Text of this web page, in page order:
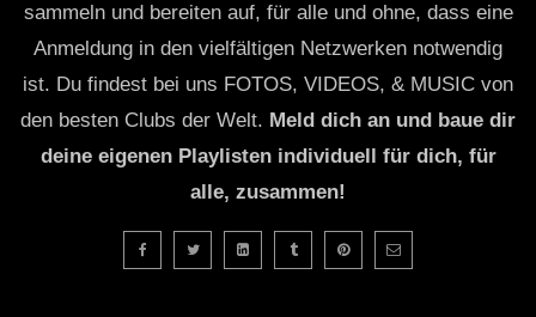
sammeln und bereiten auf, für alle und ohne, dass eine
Anmeldung in den vielfältigen Netzwerken notwendig
ist. Du findest bei uns FOTOS, VIDEOS, & MUSIC von
den besten Clubs der Welt. Meld dich an und baue dir
deine eigenen Playlisten individuell für dich, für
alle, zusammen!